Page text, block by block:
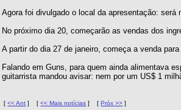
Agora foi divulgado o local da apresentação:
No próximo dia 20, começarão as vendas dos
A partir do dia 27 de janeiro, começa a venda
Falando em Guns, para quem ainda alimentava
guitarrista mandou avisar: nem por um US$ 1
[<< Ant ] [<< Mais notícias ] [Próx >> ]